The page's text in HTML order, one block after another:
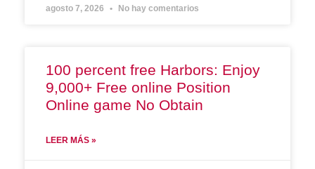
agosto 7, 2026 No hay comentarios
100 percent free Harbors: Enjoy
9,000+ Free online Position
Online game No Obtain
LEER MÁS »